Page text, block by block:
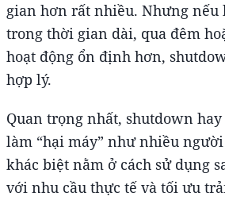
gian hơn rất nhiều. Nhưng nếu
trong thời gian dài, qua đêm
hoạt động ổn định hơn,
hợp lý.
Quan trọng nhất, shutdown
làm “hại máy” như nhiều
khác biệt nằm ở cách sử dụng
với nhu cầu thực tế và tối ưu